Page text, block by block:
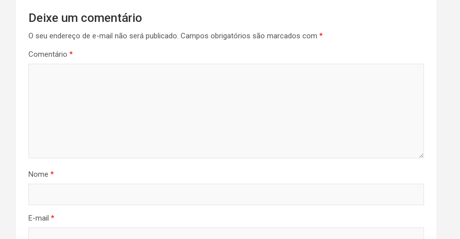
Deixe um comentário
O seu endereço de e-mail não será publicado. Campos obrigatórios são marcados com *
Comentário *
Nome *
E-mail *